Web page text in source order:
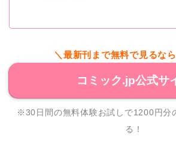
＼最新刊まで無料で見るな
コミック.jp公式サ
※30日間の無料体験お試しで1200円分
る！